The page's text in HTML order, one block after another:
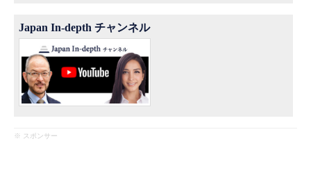
Japan In-depth チャンネル
※ スポンサー